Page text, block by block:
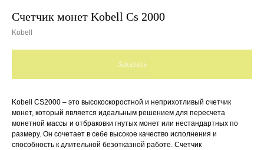
Счетчик монет Kobell Cs 2000
Kobell
Заказать
Kobell CS2000 – это высокоскоростной и неприхотливый счетчик
монет, который является идеальным решением для пересчета
монетной массы и отбраковки гнутых монет или нестандартных по
размеру. Он сочетает в себе высокое качество исполнения и
способность к длительной безотказной работе. Счетчик